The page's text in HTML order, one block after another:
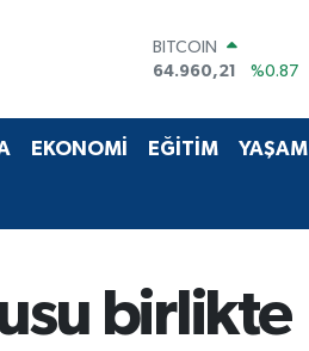
47,7436
STERLİN
6660.55
%0.03
EKONOMİ EĞİTİM YAŞAM
birlikte